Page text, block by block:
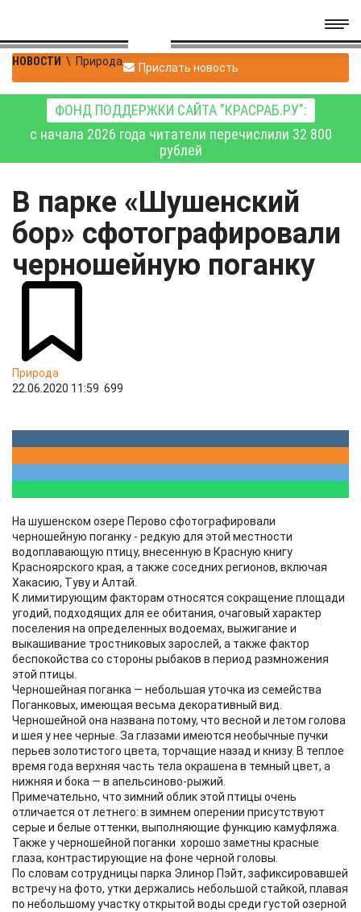
НОВОСТИ \ Природа Прислать новость
ФОНД ПОДДЕРЖКИ САЙТА "КРАСРАБ.РУ":
с начала 2026 года читатели перечислили 32 800
рублей
В парке «Шушенский
бор» сфотографировали
черношейную поганку
Природа
22.06.2020 11:59 699
На шушенском озере Перово сфотографировали
черношейную поганку - редкую для этой местности
водоплавающую птицу, внесенную в Красную книгу
Красноярского края, а также соседних регионов, включая
Хакасию, Туву и Алтай.
К лимитирующим факторам относятся сокращение площади
угодий, подходящих для ее обитания, очаговый характер
поселения на определенных водоемах, выжигание и
выкашивание тростниковых зарослей, а также фактор
беспокойства со стороны рыбаков в период размножения
этой птицы.
Черношейная поганка — небольшая уточка из семейства
Поганковых, имеющая весьма декоративный вид.
Черношейной она названа потому, что весной и летом голова
и шея у нее черные. За глазами имеются необычные пучки
перьев золотистого цвета, торчащие назад и книзу. В теплое
время года верхняя часть тела окрашена в темный цвет, а
нижняя и бока — в апельсиново-рыжий.
Примечательно, что зимний облик этой птицы очень
отличается от летнего: в зимнем оперении присутствуют
серые и белые оттенки, выполняющие функцию камуфляжа.
Также у черношейной поганки хорошо заметны красные
глаза, контрастирующие на фоне черной головы.
По словам сотрудницы парка Элинор Пэйт, зафиксировавшей
встречу на фото, утки держались небольшой стайкой, плавая
по небольшому участку открытой воды среди густой озерной